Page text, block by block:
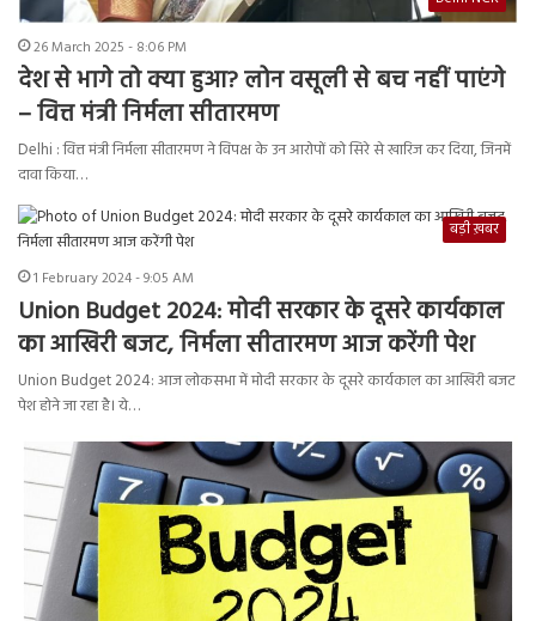
26 March 2025 - 8:06 PM
देश से भागे तो क्या हुआ? लोन वसूली से बच नहीं पाएंगे
– वित्त मंत्री निर्मला सीतारमण
Delhi : वित्त मंत्री निर्मला सीतारमण ने विपक्ष के उन आरोपों को सिरे से खारिज कर दिया, जिनमें
दावा किया…
बड़ी ख़बर
1 February 2024 - 9:05 AM
Union Budget 2024: मोदी सरकार के दूसरे कार्यकाल
का आखिरी बजट, निर्मला सीतारमण आज करेंगी पेश
Union Budget 2024: आज लोकसभा में मोदी सरकार के दूसरे कार्यकाल का आखिरी बजट
पेश होने जा रहा है। ये…